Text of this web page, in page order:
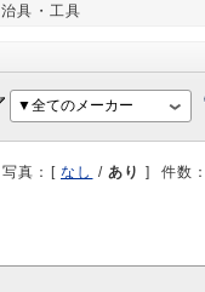
具・工具
真：[ なし / あり ] 件数